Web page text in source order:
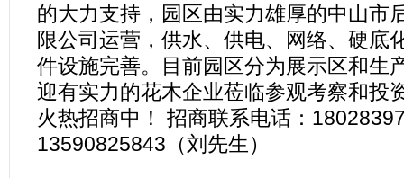
的大力支持，园区由实力雄厚的中山市
限公司运营，供水、供电、网络、硬底
件设施完善。目前园区分为展示区和生
迎有实力的花木企业莅临参观考察和投
火热招商中！ 招商联系电话：
13590825843（刘先生）